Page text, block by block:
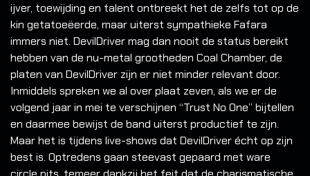
ijver, toewijding en talent ontbreekt het de zelfs tot op de
kin getatoeëerde, maar uiterst sympathieke Fafara
immers niet. DevilDriver mag dan nooit de status bereikt
hebben van de nu-metal grootheden Coal Chamber, de
platen van DevilDriver zijn er niet minder relevant door.
Inmiddels spreken we al over plaat zeven, als we er de
volgend jaar in mei te verschijnen “Trust No One” bijtellen
en daarmee bewijst de band uiterst productief te zijn.
Maar het is tijdens live-shows dat DevilDriver écht op zijn
best is. Optredens gaan steevast gepaard met ware